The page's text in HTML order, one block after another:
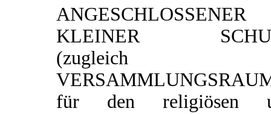
ANGESCHLOSSENER
KLEINER
(zugleich
für den religiösen